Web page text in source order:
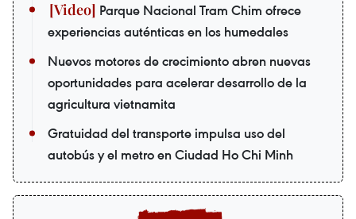
Parque Nacional Tram Chim ofrece
experiencias auténticas en los humedales
Nuevos motores de crecimiento abren nuevas
oportunidades para acelerar desarrollo de la
agricultura vietnamita
Gratuidad del transporte impulsa uso del
autobús y el metro en Ciudad Ho Chi Minh